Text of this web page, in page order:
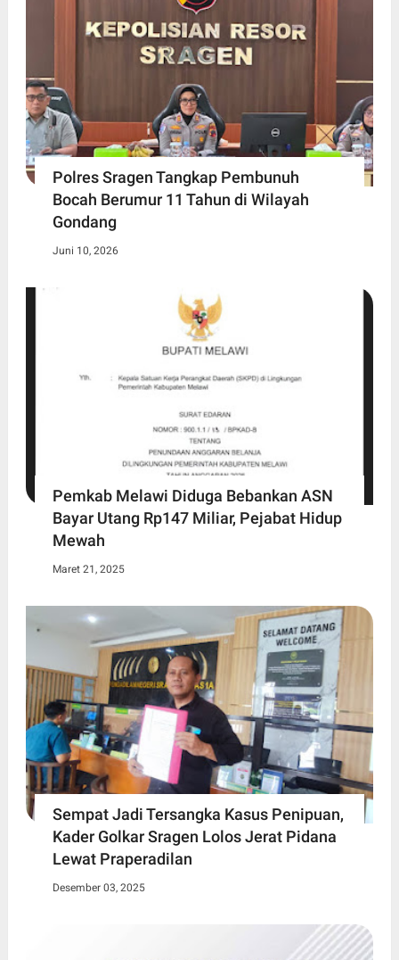
Polres Sragen Tangkap Pembunuh
Bocah Berumur 11 Tahun di Wilayah
Gondang
Juni 10, 2026
Pemkab Melawi Diduga Bebankan ASN
Bayar Utang Rp147 Miliar, Pejabat Hidup
Mewah
Maret 21, 2025
Sempat Jadi Tersangka Kasus Penipuan,
Kader Golkar Sragen Lolos Jerat Pidana
Lewat Praperadilan
Desember 03, 2025